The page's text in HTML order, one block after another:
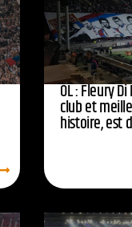
OL : Fleury
club et
histoire, est